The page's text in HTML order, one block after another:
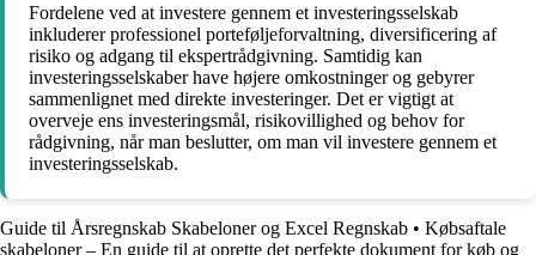
Fordelene ved at investere gennem et investeringsselskab
inkluderer professionel porteføljeforvaltning, diversificering af
risiko og adgang til ekspertrådgivning. Samtidig kan
investeringsselskaber have højere omkostninger og gebyrer
sammenlignet med direkte investeringer. Det er vigtigt at
overveje ens investeringsmål, risikovillighed og behov for
rådgivning, når man beslutter, om man vil investere gennem et
investeringsselskab.
Guide til Årsregnskab Skabeloner og Excel Regnskab • Købsaftale
skabeloner – En guide til at oprette det perfekte dokument for køb og